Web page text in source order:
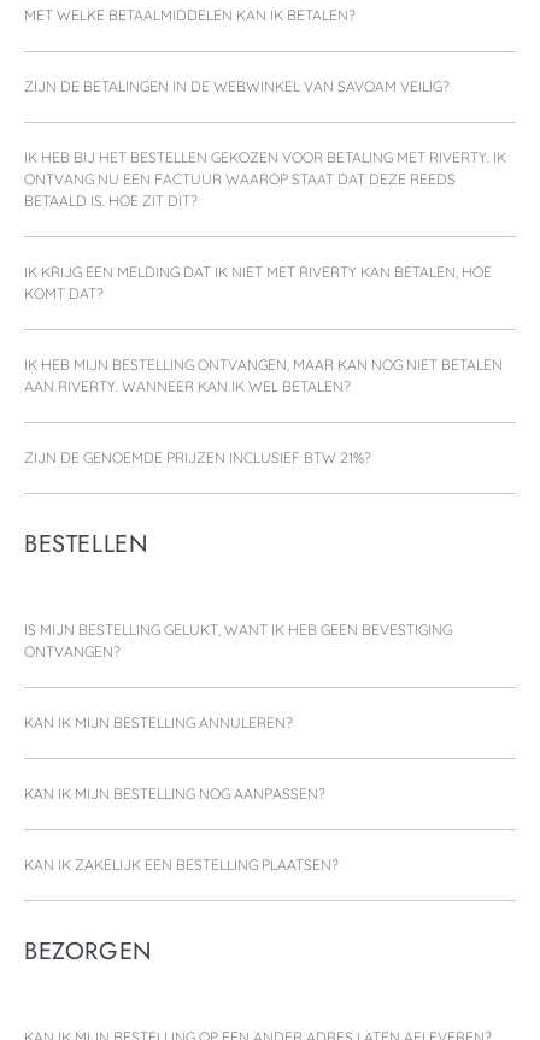
MET WELKE BETAALMIDDELEN KAN IK BETALEN?
ZIJN DE BETALINGEN IN DE WEBWINKEL VAN SAVOAM VEILIG?
IK HEB BIJ HET BESTELLEN GEKOZEN VOOR BETALING MET RIVERTY. IK
ONTVANG NU EEN FACTUUR WAAROP STAAT DAT DEZE REEDS
BETAALD IS. HOE ZIT DIT?
IK KRIJG EEN MELDING DAT IK NIET MET RIVERTY KAN BETALEN, HOE
KOMT DAT?
IK HEB MIJN BESTELLING ONTVANGEN, MAAR KAN NOG NIET BETALEN
AAN RIVERTY. WANNEER KAN IK WEL BETALEN?
ZIJN DE GENOEMDE PRIJZEN INCLUSIEF BTW 21%?
BESTELLEN
IS MIJN BESTELLING GELUKT, WANT IK HEB GEEN BEVESTIGING
ONTVANGEN?
KAN IK MIJN BESTELLING ANNULEREN?
KAN IK MIJN BESTELLING NOG AANPASSEN?
KAN IK ZAKELIJK EEN BESTELLING PLAATSEN?
BEZORGEN